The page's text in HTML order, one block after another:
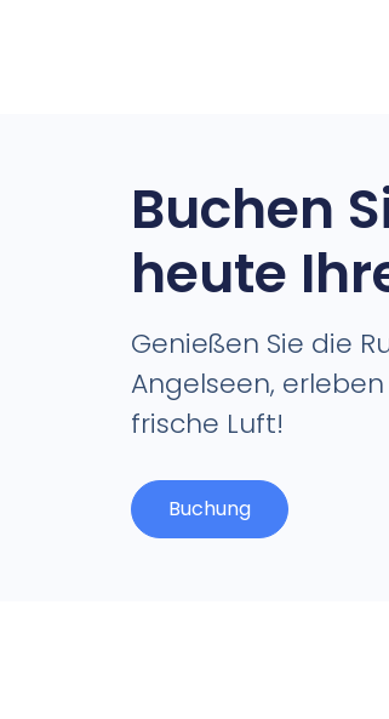
Buchen
heute
Genießen Sie die
Angelseen,
frische Luft!
Buchung